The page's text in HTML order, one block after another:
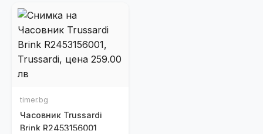
timer.bg
Часовник Trussardi
Brink R2453156001